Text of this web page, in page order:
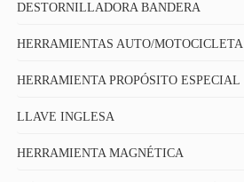
DESTORNILLADORA BANDERA
HERRAMIENTAS AUTO/MOTOCICLETA
HERRAMIENTA PROPÓSITO ESPECIAL
LLAVE INGLESA
HERRAMIENTA MAGNÉTICA